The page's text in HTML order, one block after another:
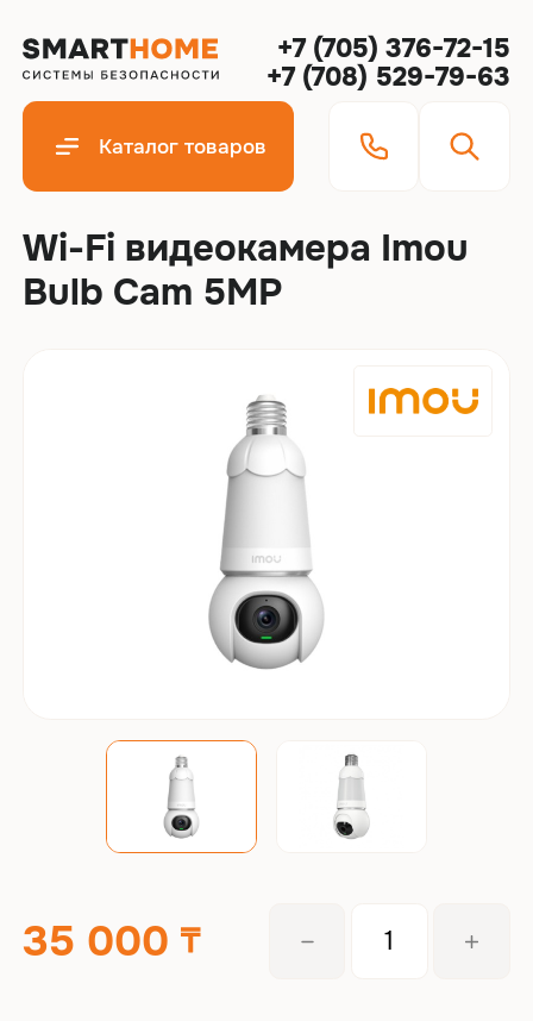
+7 (705) 376-72-15
+7 (708) 529-79-63
Каталог товаров
Wi-Fi видеокамера Imou
Bulb Cam 5MP
35 000